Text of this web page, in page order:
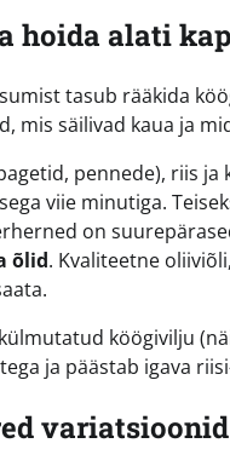
hoida alati
tasub rääkida
mis säilivad kaua ja
pennede), riis
viie minutiga.
on
õlid. Kvaliteetne
köögivilju
ja päästab igava
variatsioonid